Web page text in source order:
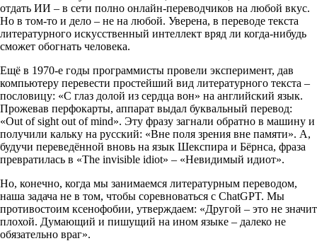
отдать ИИ – в сети полно онлайн-переводчиков на любой вкус.
Но в том-то и дело – не на любой. Уверена, в переводе текста
литературного искусственный интеллект вряд ли когда-нибудь
сможет обогнать человека.
Ещё в 1970-е годы программисты провели эксперимент, дав
компьютеру перевести простейший вид литературного текста –
пословицу: «С глаз долой из сердца вон» на английский язык.
Прожевав перфокарты, аппарат выдал буквальный перевод:
«Out of sight out of mind». Эту фразу загнали обратно в машину и
получили кальку на русский: «Вне поля зрения вне памяти». А,
будучи переведённой вновь на язык Шекспира и Бёрнса, фраза
превратилась в «The invisible idiot» – «Невидимый идиот».
Но, конечно, когда мы занимаемся литературным переводом,
наша задача не в том, чтобы соревноваться с ChatGPT. Мы
противостоим ксенофобии, утверждаем: «Другой – это не значит
плохой. Думающий и пишущий на ином языке – далеко не
обязательно враг».